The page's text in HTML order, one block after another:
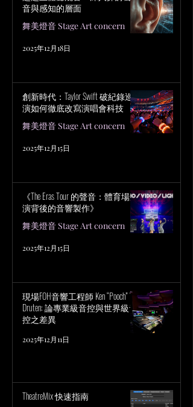
音與感知的層面
舞美燈音 Stage Art concern
2025年12月18日
創新時代：Taylor Swift 破紀錄巡
演如何徹底改寫演唱會科技
舞美燈音 Stage Art concern
2025年12月15日
《The Eras Tour 的聲音：體育場巡
演背後的音響製作》
舞美燈音 Stage Art concern
2025年12月15日
現場FOH音響工程師 Ken “Pooch” Van
Druten: 論專業級音控與世界級音
控之差異
2025年12月11日
TheatreMix 快速指南